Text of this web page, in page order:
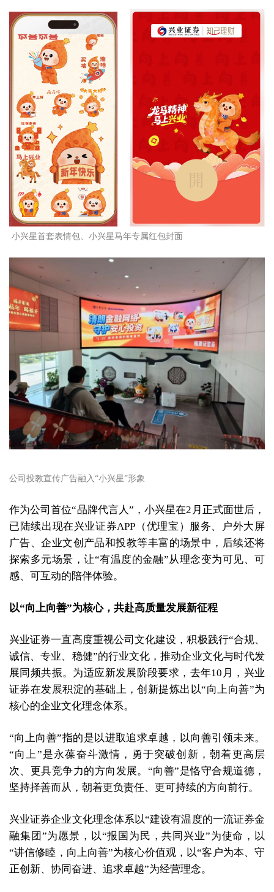
小兴星首套表情包、 小兴星马年专属红包封面
公司投教宣传广告融入“小兴星”形象
作为公司首位“品牌代言人”，小兴星在2月正式面世后，
已陆续出现在兴业证券APP（优理宝）服务、户外大屏
广告、企业文创产品和投教等丰富的场景中，后续还将
探索多元场景，让“有温度的金融”从理念变为可见、可
感、可互动的陪伴体验。
以“向上向善”为核心，共赴高质量发展新征程
兴业证券一直高度重视公司文化建设，积极践行“合规、
诚信、专业、稳健”的行业文化，推动企业文化与时代发
展同频共振。为适应新发展阶段要求，去年10月，兴业
证券在发展积淀的基础上，创新提炼出以“向上向善”为
核心的企业文化理念体系。
“向上向善”指的是以进取追求卓越，以向善引领未来。
“向上”是永葆奋斗激情，勇于突破创新，朝着更高层
次、更具竞争力的方向发展。“向善”是恪守合规道德，
坚持择善而从，朝着更负责任、更可持续的方向前行。
兴业证券企业文化理念体系以“建设有温度的一流证券金
融集团”为愿景，以“报国为民，共同兴业”为使命，以
“讲信修睦，向上向善”为核心价值观，以“客户为本、守
正创新、协同奋进、追求卓越”为经营理念。